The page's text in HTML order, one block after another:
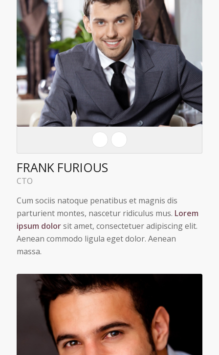
FRANK FURIOUS
CTO
Cum sociis natoque penatibus et magnis dis
parturient montes, nascetur ridiculus mus. Lorem
ipsum dolorsit amet, consectetuer adipiscing elit.
Aenean commodo ligula eget dolor. Aenean
massa.